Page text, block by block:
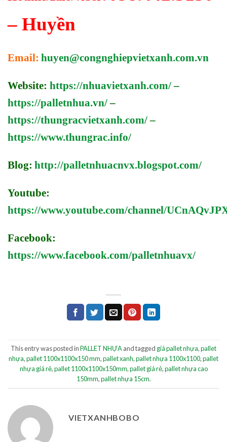
– Huyền
Email: huyen@congnghiepvietxanh.com.vn
Website: https://nhuavietxanh.com/–
https://palletnhua.vn/–
https://thungracvietxanh.com/–
https://www.thungrac.info/
Blog: http://palletnhuacnvx.blogspot.com/
Youtube:
https://www.youtube.com/channel/
Facebook:
https://www.facebook.com/palletnhuavx/
This entry was posted inPALLET NHỰAand tagged giá pallet nhựa,pallet
nhựa,pallet 1100x1100x150 mm,pallet xanh,pallet nhựa 1100x1100,pallet
nhựa giá rẻ,pallet 1100x1100x150mm,pallet giá rẻ,pallet nhựa cao
150mm,pallet nhựa 15cm.
VIETXANHBOBO